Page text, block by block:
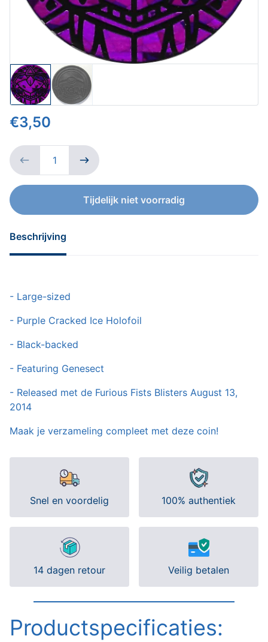
€3,50
Tijdelijk niet voorradig
Beschrijving
- Large-sized
- Purple Cracked Ice Holofoil
- Black-backed
- Featuring Genesect
- Released met de Furious Fists Blisters August 13,
2014
Maak je verzameling compleet met deze coin!
Snel en voordelig 100% authentiek
14 dagen retour Veilig betalen
Productspecificaties: